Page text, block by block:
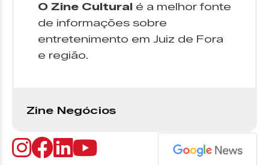
O Zine Cultural é a melhor fonte
de informações sobre
entretenimento em Juiz de Fora
e região.
Zine Negócios